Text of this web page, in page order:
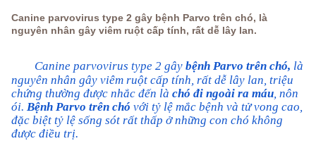
Canine parvovirus type 2 gây bệnh Parvo trên chó, là
nguyên nhân gây viêm ruột cấp tính, rất dễ lây lan.
Canine parvovirus type 2 gây bệnh Parvo trên chó, là
nguyên nhân gây viêm ruột cấp tính, rất dễ lây lan, triệu
chứng thường được nhắc đến là chó đi ngoài ra máu, nôn
ói. Bệnh Parvo trên chó với tỷ lệ mắc bệnh và tử vong cao,
đặc biệt tỷ lệ sống sót rất thấp ở những con chó không
được điều trị.